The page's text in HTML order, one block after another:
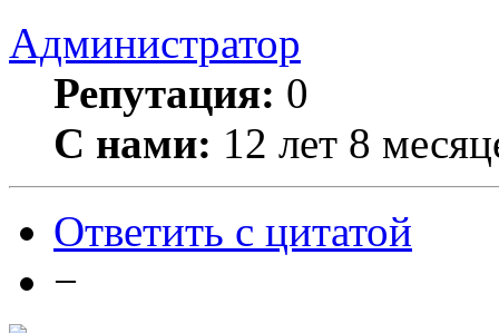
Администратор
Репутация: 0
С нами: 12 лет 8
Ответить с цитатой
−